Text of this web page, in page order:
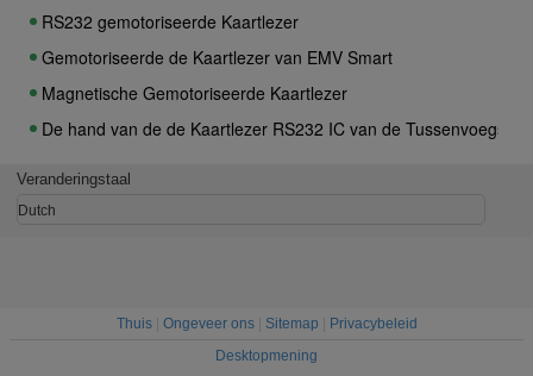
RS232 gemotoriseerde Kaartlezer
Gemotoriseerde de Kaartlezer van EMV Smart
Magnetische Gemotoriseerde Kaartlezer
De hand van de de Kaartlezer RS232 IC van de
ATM-van de de Kaartlezer DC5V EMV van Onderdompelingsic
Veranderingstaal
Dutch
Thuis| Ongeveer ons| Sitemap
Privacybeleid
Desktopmening